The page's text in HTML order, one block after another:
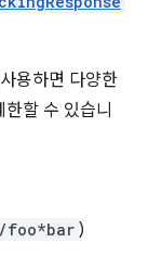
용하면 다양한
할 수 있습니
foo*bar )